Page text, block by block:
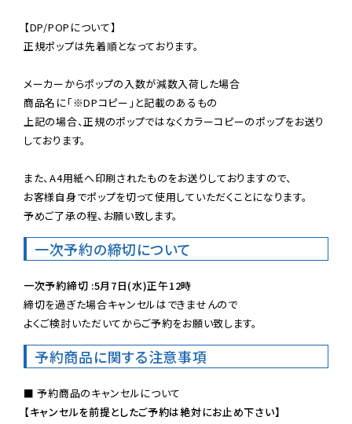
【DP/POPについて】
正規ポップは先着順となっております。
メーカーからポップの入数が減数入荷した場合
商品名に「※DPコピー」と記載のあるもの
上記の場合、正規のポップではなくカラーコピーのポップをお送り
しております。
また、A4用紙へ印刷されたものをお送りしておりますので、
お客様自身でポップを切って使用していただくことになります。
予めご了承の程、お願い致します。
一次予約の締切について
一次予約締切 :5月7日(水)正午12時
締切を過ぎた場合キャンセルはできませんので
よくご検討いただいてからご予約をお願い致します。
予約商品に関する注意事項
【キャンセルを前提としたご予約は絶対にお止め下さい】